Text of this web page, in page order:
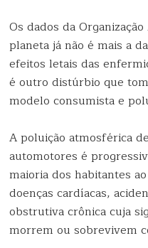
Os dados da
planeta já não é mais a
efeitos letais das
é outro distúrbio que
modelo consumista e
A poluição atmosférica
automotores é
maioria dos habitantes
doenças cardíacas,
obstrutiva crônica cuja
morrem ou sobrevivem